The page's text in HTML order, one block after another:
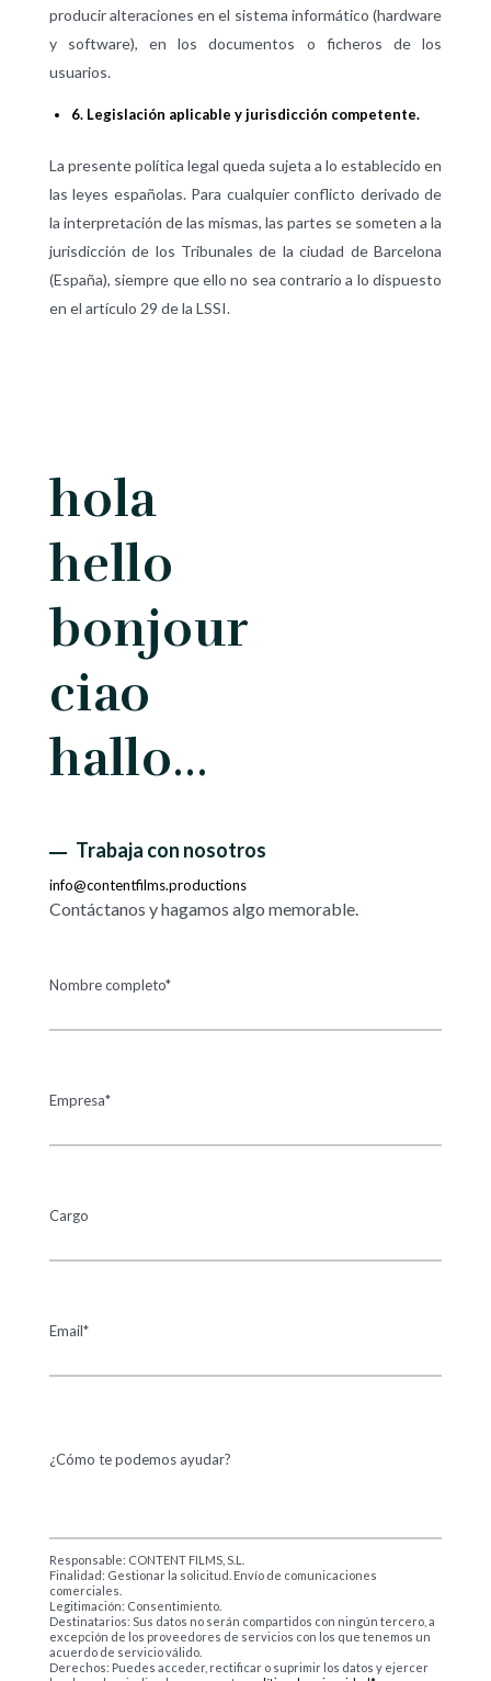
producir alteraciones en el sistema informático (hardware
y software), en los documentos o ficheros de los
usuarios.
6. Legislación aplicable y jurisdicción competente.
La presente política legal queda sujeta a lo establecido en
las leyes españolas. Para cualquier conflicto derivado de
la interpretación de las mismas, las partes se someten a la
jurisdicción de los Tribunales de la ciudad de Barcelona
(España), ​​siempre que ello no sea contrario a lo dispuesto
en el artículo 29 de la LSSI.
hola
hello
bonjour
ciao
hallo…
Trabaja con nosotros
info@contentfilms.productions
Contáctanos y hagamos algo memorable.
Nombre completo*
Empresa*
Cargo
Email*
¿Cómo te podemos ayudar?
Responsable: CONTENT FILMS, S.L.
Finalidad: Gestionar la solicitud. Envío de comunicaciones
comerciales.
Legitimación: Consentimiento.
Destinatarios: Sus datos no serán compartidos con ningún tercero, a
excepción de los proveedores de servicios con los que tenemos un
acuerdo de servicio válido.
Derechos: Puedes acceder, rectificar o suprimir los datos y ejercer